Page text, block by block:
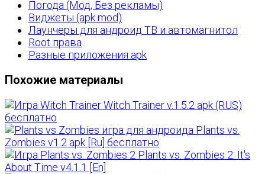
Погода (Мод, Без рекламы)
Виджеты (apk mod)
Лаунчеры для андроид ТВ и автомагнитол
Root права
Разные приложения apk
Похожие материалы
Witch Trainer v.1.5.2 apk (RUS)
бесплатно
Plants vs.
Zombies v1.2 apk [Ru] бесплатно
Plants vs. Zombies 2: It's
About Time v4.1.1 [En]